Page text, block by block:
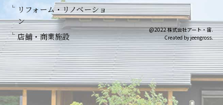
リフォーム・リノベーショ
ン
店舗・商業施設
@2022 株式会社アート・宙.
Created by jeengross.